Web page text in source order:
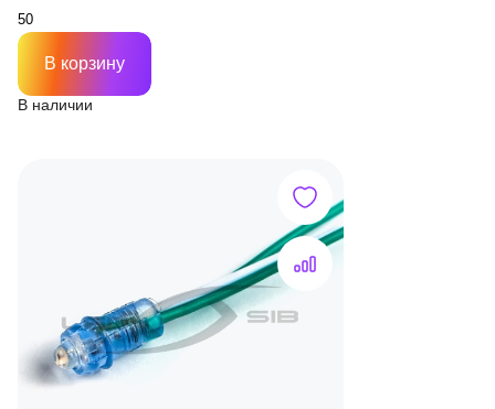
В наличии
В корзину